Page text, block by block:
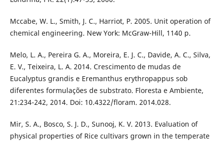
Mccabe, W. L., Smith, J. C., Harriot, P. 2005. Unit operation of
chemical engineering. New York: McGraw-Hill, 1140 p.
Melo, L. A., Pereira G. A., Moreira, E. J. C., Davide, A. C., Silva,
E. V., Teixeira, L. A. 2014. Crescimento de mudas de
Eucalyptus grandis e Eremanthus erythropappus sob
diferentes formulações de substrato. Floresta e Ambiente,
21:234-242, 2014. Doi: 10.4322/floram. 2014.028.
Mir, S. A., Bosco, S. J. D., Sunooj, K. V. 2013. Evaluation of
physical properties of Rice cultivars grown in the temperate